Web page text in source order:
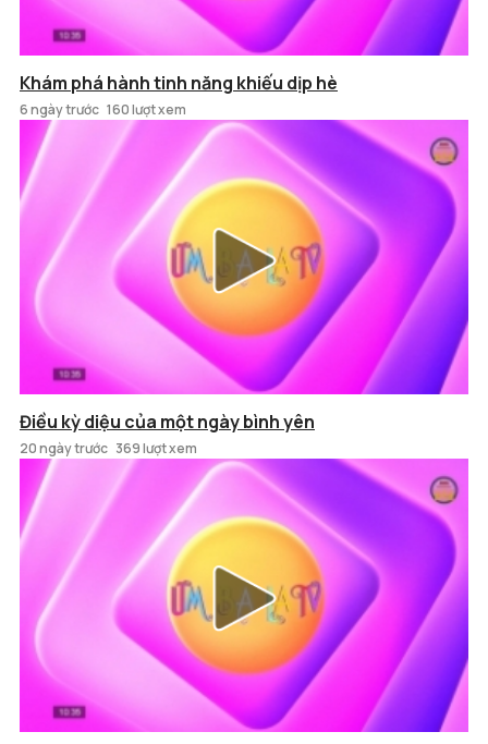
Khám phá hành tinh năng khiếu dịp hè
6 ngày trước 160 lượt xem
Điều kỳ diệu của một ngày bình yên
20 ngày trước 369 lượt xem